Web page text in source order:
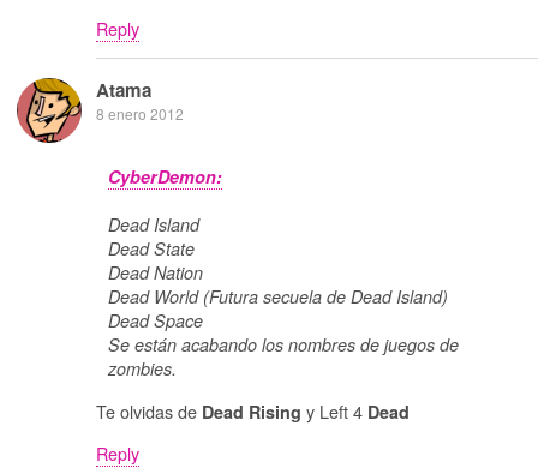
Reply
Atama
8 enero 2012
CyberDemon:
Dead Island
Dead State
Dead Nation
Dead World (Futura secuela de Dead Island)
Dead Space
Se están acabando los nombres de juegos de
zombies.
Te olvidas de Dead Rising y Left 4 Dead
Reply